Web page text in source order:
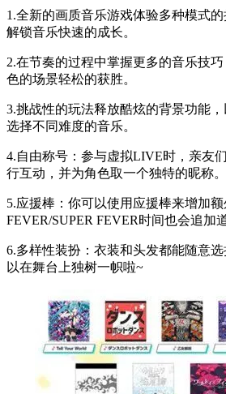
1.全新的画质音乐游戏体验多种模式
解锁音乐快速的成长。
2.在节奏的过程中掌握更多的音乐技
色的场景轻松的获胜。
3.挑战性的玩法释放酷炫的背景功能
选择不同难度的音乐。
4.自由称号：参与虚拟LIVE时，亲友
行互动，并为角色取一个独特的昵称。
5.应援棒：你可以使用应援棒来增加额
FEVER/SUPER FEVER时间也会追加
6.多样性装扮：衣装和头发都能随意
以在舞台上独树一帜啦~